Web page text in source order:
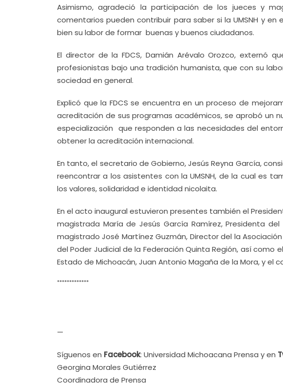
Asimismo, agradeció la participación de los jueces y
comentarios pueden contribuir para saber si la UMSNH y
bien su labor de formar buenas y buenos ciudadanos.
El director de la FDCS, Damián Arévalo Orozco, externó
profesionistas bajo una tradición humanista, que con su
sociedad en general.
Explicó que la FDCS se encuentra en un proceso de
acreditación de sus programas académicos, se aprobó un
especialización que responden a las necesidades del
obtener la acreditación internacional.
En tanto, el secretario de Gobierno, Jesús Reyna García,
reencontrar a los asistentes con la UMSNH, de la cual es
los valores, solidaridad e identidad nicolaita.
En el acto inaugural estuvieron presentes también el
magistrada María de Jesús García Ramírez, Presidenta
magistrado José Martínez Guzmán, Director del la
del Poder Judicial de la Federación Quinta Región, así como
Estado de Michoacán, Juan Antonio Magaña de la Mora, y el
*************
—
Síguenos en Facebook: Universidad Michoacana Prensa y en
Georgina Morales Gutiérrez
Coordinadora de Prensa